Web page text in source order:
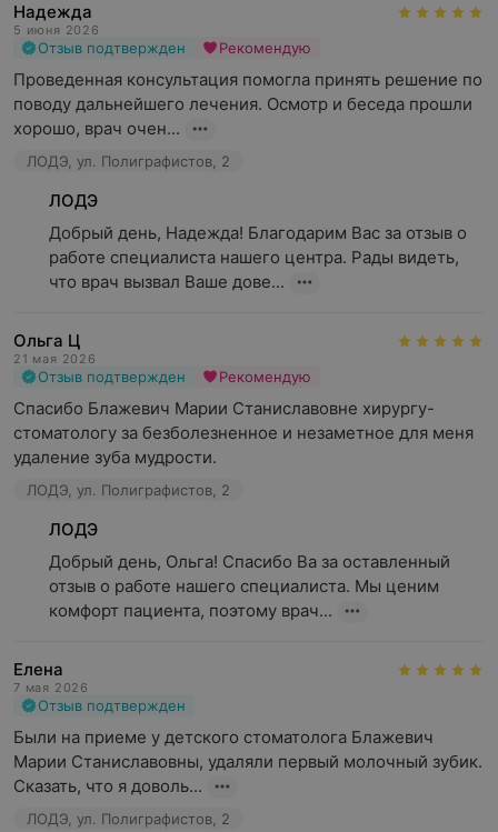
Надежда
5 июня 2026
Отзыв подтвержден Рекомендую
Проведенная консультация помогла принять решение по
поводу дальнейшего лечения. Осмотр и беседа прошли
хорошо, врач очен...
ЛОДЭ, ул. Полиграфистов, 2
ЛОДЭ
Добрый день, Надежда! Благодарим Вас за отзыв о
работе специалиста нашего центра. Рады видеть,
что врач вызвал Ваше дове...
Ольга Ц
21 мая 2026
Отзыв подтвержден Рекомендую
Спасибо Блажевич Марии Станиславовне хирургу-
стоматологу за безболезненное и незаметное для меня
удаление зуба мудрости.
ЛОДЭ, ул. Полиграфистов, 2
ЛОДЭ
Добрый день, Ольга! Спасибо Ва за оставленный
отзыв о работе нашего специалиста. Мы ценим
комфорт пациента, поэтому врач...
Елена
7 мая 2026
Отзыв подтвержден
Были на приеме у детского стоматолога Блажевич
Марии Станиславовны, удаляли первый молочный зубик.
Сказать, что я доволь...
ЛОДЭ, ул. Полиграфистов, 2